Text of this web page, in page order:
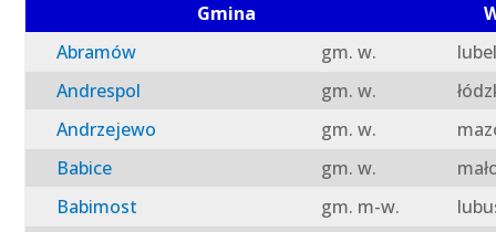
Gmina
Abramów
gm. w.
Andrespol
gm. w.
Andrzejewo
gm. w.
Babice
gm. w.
Babimost
gm. m-w.